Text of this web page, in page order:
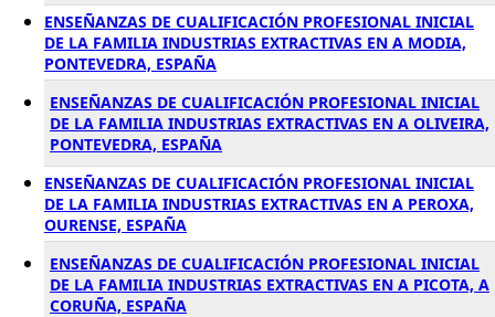
ENSEÑANZAS DE CUALIFICACIÓN PROFESIONAL INICIAL
DE LA FAMILIA INDUSTRIAS EXTRACTIVAS EN A MODIA,
PONTEVEDRA, ESPAÑA
ENSEÑANZAS DE CUALIFICACIÓN PROFESIONAL INICIAL
DE LA FAMILIA INDUSTRIAS EXTRACTIVAS EN A OLIVEIRA,
PONTEVEDRA, ESPAÑA
ENSEÑANZAS DE CUALIFICACIÓN PROFESIONAL INICIAL
DE LA FAMILIA INDUSTRIAS EXTRACTIVAS EN A PEROXA,
OURENSE, ESPAÑA
ENSEÑANZAS DE CUALIFICACIÓN PROFESIONAL INICIAL
DE LA FAMILIA INDUSTRIAS EXTRACTIVAS EN A PICOTA, A
CORUÑA, ESPAÑA